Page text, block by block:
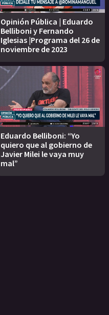
Opinión Pública | Eduardo
Belliboni y Fernando
Iglesias |Programa del 26 de
noviembre de 2023
Eduardo Belliboni: “Yo
quiero que al gobierno de
Javier Milei le vaya muy
mal”